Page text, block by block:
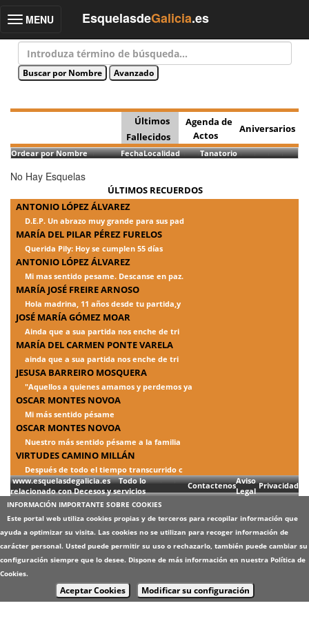
Toggle
MENU EsquelasdeGalicia.es
Últimos
Fallecidos
Agenda de
Actos
Aniversarios
Ordear por Nombre FechaLocalidad Tanatorio
No Hay Esquelas
ÚLTIMOS RECUERDOS
ANTONIO LÓPEZ ÁLVAREZ
D.E.P. Un abrazo muy grande para sus pad
MARÍA DEL PILAR PÉREZ FURELOS
Querida Pily: Hoy se cumplen 55 días
ANTONIO LÓPEZ ÁLVAREZ
Mi mas sentido pesame. Descanse en paz.
MARÍA JOSÉ FREIRE ARNOSO
Hola madrina, 11 años desde tu partida,y
JOSÉ MARÍA GÓMEZ MOAR
Ainda que a sua partida nos enche de tri
MARÍA DEL CARMEN PONTE VARELA
ainda que a sua partida nos enche de tri
JESUSA BARREIRO MOSQUERA
"Aquellos a quienes amamos y perdemos ya
OSCAR MONTES NOVOA
Mi más sentido pésame
OSCAR MONTES NOVOA
Nuestro más sentido pésame a la familia
VIRTUDES CAMINO MILLÁN
Después de todo el tiempo transcurrido c
www.esquelasdegalicia.es Todo lo
relacionado con Decesos y servicios
ContactenosAviso
Legal
Privacidad
INFORMACIÓN IMPORTANTE SOBRE COOKIES
Este portal web utiliza cookies propias y de terceros para recopilar información que
ayuda a optimizar su visita. Las cookies no se utilizan para recoger información de
carácter personal. Usted puede permitir su uso o rechazarlo, también puede cambiar su
configuración siempre que lo desee. Dispone de más información en nuestra Política de
Cookies.